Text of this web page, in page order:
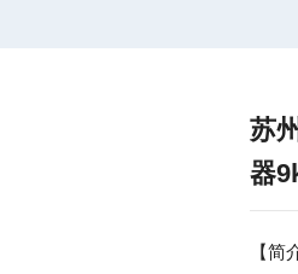
苏
器
【简